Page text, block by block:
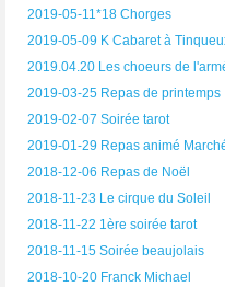
2019-05-11*18 Chorges
2019-05-09 K Cabaret à
2019.04.20 Les choeurs de
2019-03-25 Repas de printemps
2019-02-07 Soirée tarot
2019-01-29 Repas animé
2018-12-06 Repas de Noël
2018-11-23 Le cirque du Soleil
2018-11-22 1ère soirée tarot
2018-11-15 Soirée beaujolais
2018-10-20 Franck Michael